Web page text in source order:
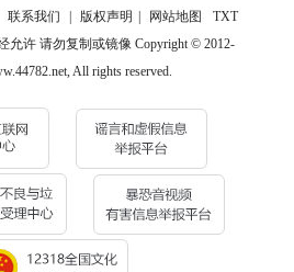
联系我们 版权声明 网站地图
TXT
允许 请勿复制或镜像 Copyright © 2012-
All rights reserved.